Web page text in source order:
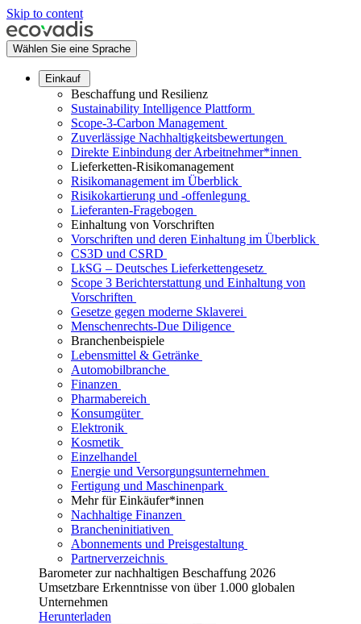
Skip to content
Wählen Sie eine Sprache
Einkauf
Beschaffung und Resilienz
Sustainability Intelligence Plattform
Scope-3-Carbon Management
Zuverlässige Nachhaltigkeitsbewertungen
Direkte Einbindung der Arbeitnehmer*innen
Lieferketten-Risikomanagement
Risikomanagement im Überblick
Risikokartierung und -offenlegung
Lieferanten-Fragebogen
Einhaltung von Vorschriften
Vorschriften und deren Einhaltung im Überblick
CS3D und CSRD
LkSG – Deutsches Lieferkettengesetz
Scope 3 Berichterstattung und Einhaltung von
Vorschriften
Gesetze gegen moderne Sklaverei
Menschenrechts-Due Diligence
Branchenbeispiele
Lebensmittel & Getränke
Automobilbranche
Finanzen
Pharmabereich
Konsumgüter
Elektronik
Kosmetik
Einzelhandel
Energie und Versorgungsunternehmen
Fertigung und Maschinenpark
Mehr für Einkäufer*innen
Nachhaltige Finanzen
Brancheninitiativen
Abonnements und Preisgestaltung
Partnerverzeichnis
Barometer zur nachhaltigen Beschaffung 2026
Umsetzbare Erkenntnisse von über 1.000 globalen
Unternehmen
Herunterladen